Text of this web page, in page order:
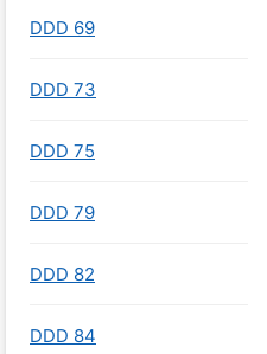
DDD 69
DDD 73
DDD 75
DDD 79
DDD 82
DDD 84